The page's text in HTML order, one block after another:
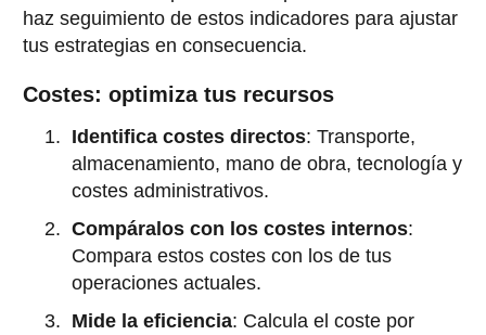
haz seguimiento de estos indicadores para ajustar
tus estrategias en consecuencia.
Costes: optimiza tus recursos
Identifica costes directos: Transporte,
almacenamiento, mano de obra, tecnología y
costes administrativos.
Compáralos con los costes internos:
Compara estos costes con los de tus
operaciones actuales.
Mide la eficiencia: Calcula el coste por